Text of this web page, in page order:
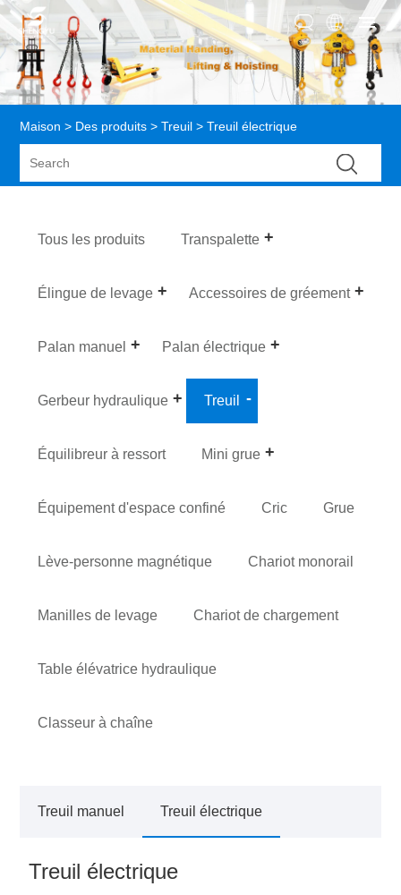
Maison > Des produits >Treuil > Treuil électrique
Tous les produits Transpalette
Élingue de levage Accessoires de gréement
Palan manuel Palan électrique
Gerbeur hydraulique Treuil
Équilibreur à ressort Mini grue
Équipement d'espace confiné Cric Grue
Lève-personne magnétique Chariot monorail
Manilles de levage Chariot de chargement
Table élévatrice hydraulique
Classeur à chaîne
Treuil manuel Treuil électrique
Treuil électrique